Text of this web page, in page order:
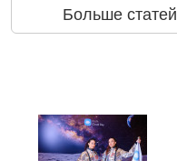
Больше статей